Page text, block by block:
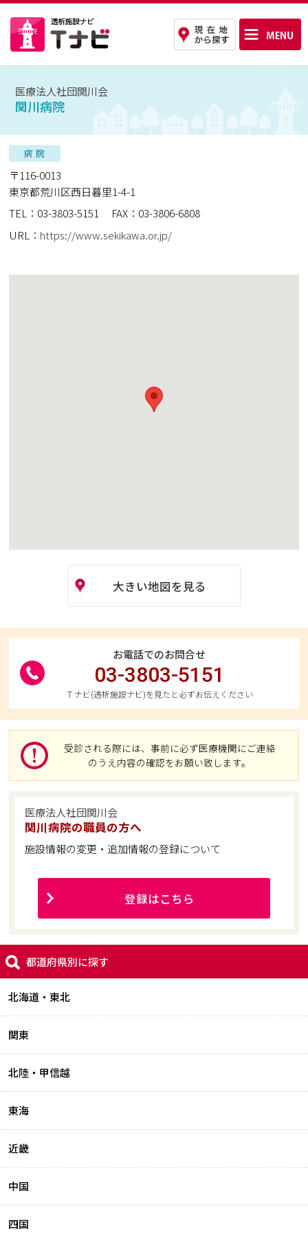
医療法人社団関川会
関川病院
〒116-0013
東京都荒川区西日暮里1-4-1
TEL：03-3803-5151
FAX：03-3806-6808
URL： https://www.sekikawa.or.jp/
大きい地図を見る
お電話でのお問合せ
03-3803-5151
Ｔナビ(透析施設ナビ)を見たと必ずお伝えください
受診される際には、事前に必ず医療機関にご連絡
のうえ内容の確認をお願い致します。
医療法人社団関川会
関川病院の職員の方へ
施設情報の変更・追加情報の登録について
登録はこちら
都道府県別に探す
北海道・東北
関東
北陸・甲信越
東海
近畿
中国
四国